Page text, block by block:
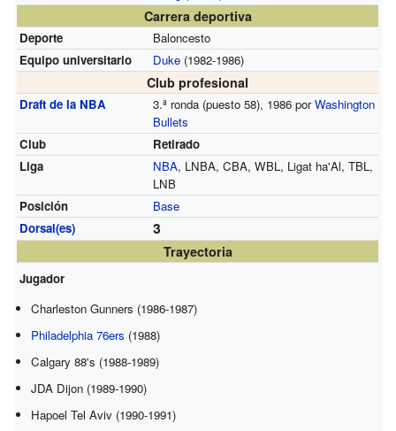
Carrera deportiva
Deporte
Baloncesto
Equipo universitario
Duke(1982-1986)
Club profesional
Draft de la NBA 3.ª ronda (puesto 58), 1986 porWashington
Bullets
Club
Retirado
Liga
NBA, LNBA, CBA, WBL, Ligat ha'Al, TBL,
LNB
Posición
Base
Dorsal(es)
3
Trayectoria
Jugador
Charleston Gunners (1986-1987)
Philadelphia 76ers (1988)
Calgary 88's (1988-1989)
JDA Dijon (1989-1990)
Hapoel Tel Aviv (1990-1991)